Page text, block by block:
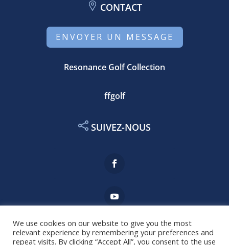
CONTACT
ENVOYER UN MESSAGE
Resonance Golf Collection
ffgolf
SUIVEZ-NOUS
Mentions légales
We use cookies on our website to give you the most
relevant experience by remembering your preferences and
repeat visits. By clicking “Accept All”, you consent to the use